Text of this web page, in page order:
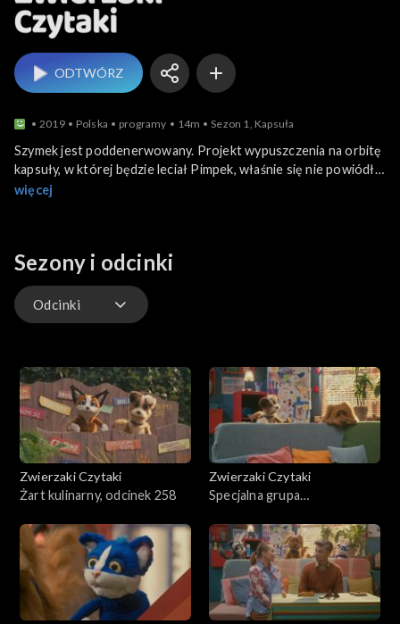
ODTWÓRZ
2019 Polska programy 14m Sezon 1, Kapsuła
Szymek jest poddenerwowany. Projekt wypuszczenia na orbitę
kapsuły, w której będzie leciał Pimpek, właśnie się nie powiódł.
Niestety Pimpek się rozmyślił, a Pompek może polecieć, ale
uczestniczył w tym przedsięwzięciu?
więcej
Sezony i odcinki
Odcinki
Zwierzaki Czytaki
Żart kulinarny, odcinek 258
Zwierzaki Czytaki
Specjalna grupa